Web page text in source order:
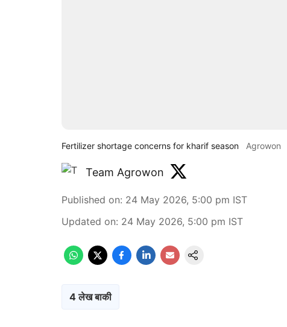
Fertilizer shortage concerns for kharif season Agrowon
Team Agrowon
Published on: 24 May 2026, 5:00 pm IST
Updated on: 24 May 2026, 5:00 pm IST
4 लेख बाकी